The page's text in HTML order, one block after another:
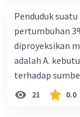
ceteris paribus
bentuk kurva
dari kiri bawah
mana bentuk
uang) naik dari
meningkat di
Penduduk
pertumbuhan
diproyeksikan
adalah A.
terhadap
eksponensial
memengaruhi
21 0.0